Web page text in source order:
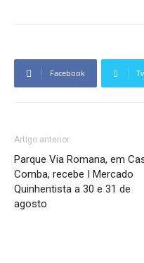
Facebook
Artigo anterior
Parque Via Romana, em
Comba, recebe I Mercado
Quinhentista a 30 e 31 de
agosto